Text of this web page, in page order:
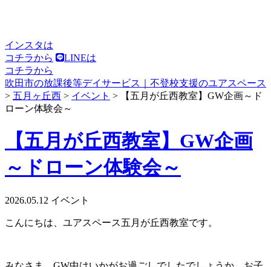
インスタは
コチラから
LINEは
コチラから
吹田市の放課後等デイサービス｜不登校支援のユアスペース
> 五月ヶ丘西 > イベント >
【五月が丘西教室】GW企画～ド
ローン体験会～
【五月が丘西教室】GW企画
～ドローン体験会～
2026.05.12 イベント
こんにちは、ユアスペース五月が丘西教室です。